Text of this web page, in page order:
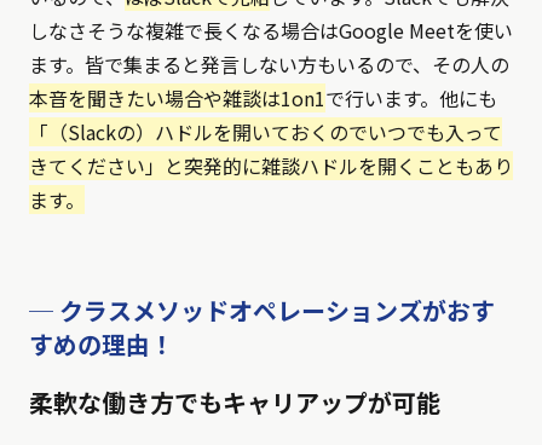
しなさそうな複雑で長くなる場合はGoogle Meetを使い
ます。皆で集まると発言しない方もいるので、その人の
本音を聞きたい場合や雑談は1on1で行います。他にも
「（Slackの）ハドルを開いておくのでいつでも入って
きてください」と突発的に雑談ハドルを開くこともあり
ます。
─ クラスメソッドオペレーションズがおす
すめの理由！
柔軟な働き方でもキャリアップが可能